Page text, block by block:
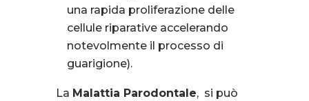
una rapida proliferazione delle
cellule riparative accelerando
notevolmente il processo di
guarigione).
La Malattia Parodontale, si può